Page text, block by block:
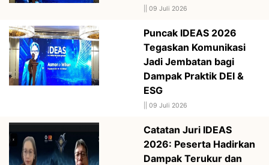
09 Juli 2026
Puncak IDEAS 2026
Tegaskan Komunikasi
Jadi Jembatan bagi
Dampak Praktik DEI &
ESG
09 Juli 2026
Catatan Juri IDEAS
2026: Peserta Hadirkan
Dampak Terukur dan